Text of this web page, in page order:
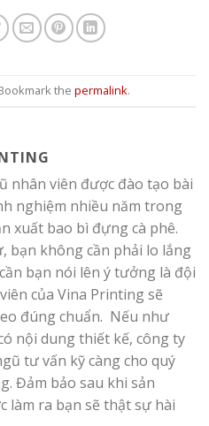
the permalink.
nhân viên được đào tạo bài
nghiệm nhiều năm trong
xuất bao bì đựng cà phê.
bạn không cần phải lo lắng
bạn nói lên ý tưởng là đội
của Vina Printing sẽ
đúng chuẩn. Nếu như
nội dung thiết kế, công ty
tư vấn kỹ càng cho quý
Đảm bảo sau khi sản
làm ra bạn sẽ thật sự hài